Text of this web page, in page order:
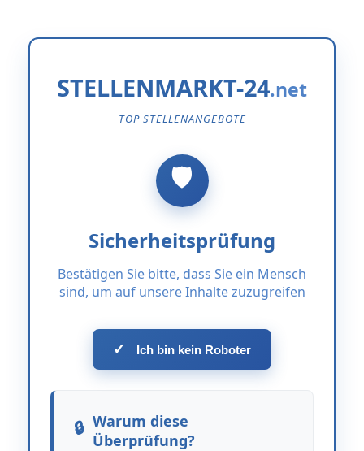
STELLENMARKT-24
TOP STELLENANGEBOTE
Sicherheitsprüfung
Bestätigen Sie bitte, dass Sie ein Mensch
sind, um auf unsere Inhalte zuzugreifen
✓ Ich bin kein Roboter
Warum diese
Überprüfung?